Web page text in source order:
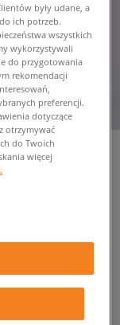
były udane, a
ich potrzeb.
wszystkich
wykorzystywali
do przygotowania
rekomendacji
preferencji.
dotyczące
otrzymywać
do Twoich
więcej